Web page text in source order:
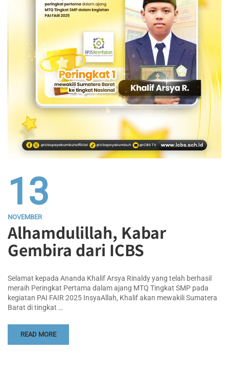
13
NOVEMBER
Alhamdulillah, Kabar
Gembira dari ICBS
Selamat kepada Ananda Khalif Arsya Rinaldy yang telah berhasil
meraih Peringkat Pertama dalam ajang MTQ Tingkat SMP pada
kegiatan PAI FAIR 2025 InsyaAllah, Khalif akan mewakili Sumatera
Barat di tingkat …
READ MORE